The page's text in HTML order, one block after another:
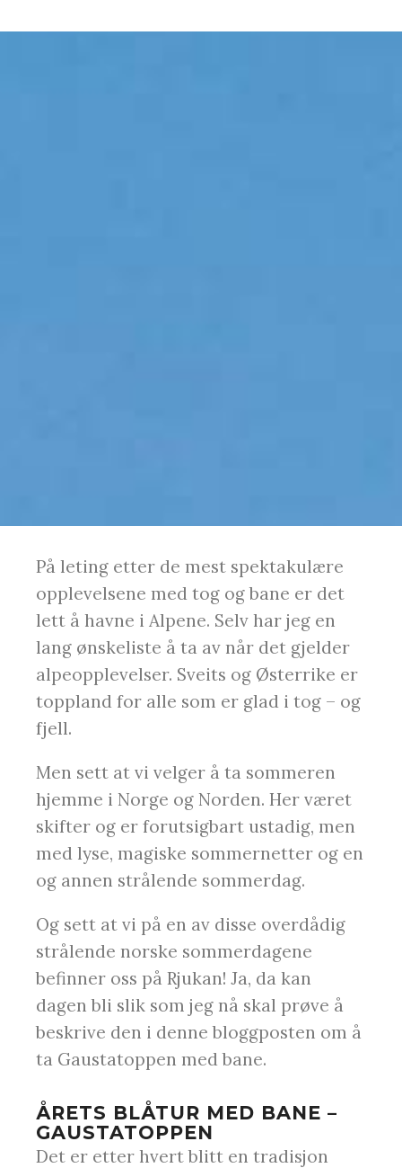
På leting etter de mest spektakulære
opplevelsene med tog og bane er det
lett å havne i Alpene. Selv har jeg en
lang ønskeliste å ta av når det gjelder
alpeopplevelser. Sveits og Østerrike er
toppland for alle som er glad i tog – og
fjell.
Men sett at vi velger å ta sommeren
hjemme i Norge og Norden. Her været
skifter og er forutsigbart ustadig, men
med lyse, magiske sommernetter og en
og annen strålende sommerdag.
Og sett at vi på en av disse overdådig
strålende norske sommerdagene
befinner oss på Rjukan! Ja, da kan
dagen bli slik som jeg nå skal prøve å
beskrive den i denne bloggposten om å
ta Gaustatoppen med bane.
ÅRETS BLÅTUR MED BANE –
GAUSTATOPPEN
Det er etter hvert blitt en tradisjon